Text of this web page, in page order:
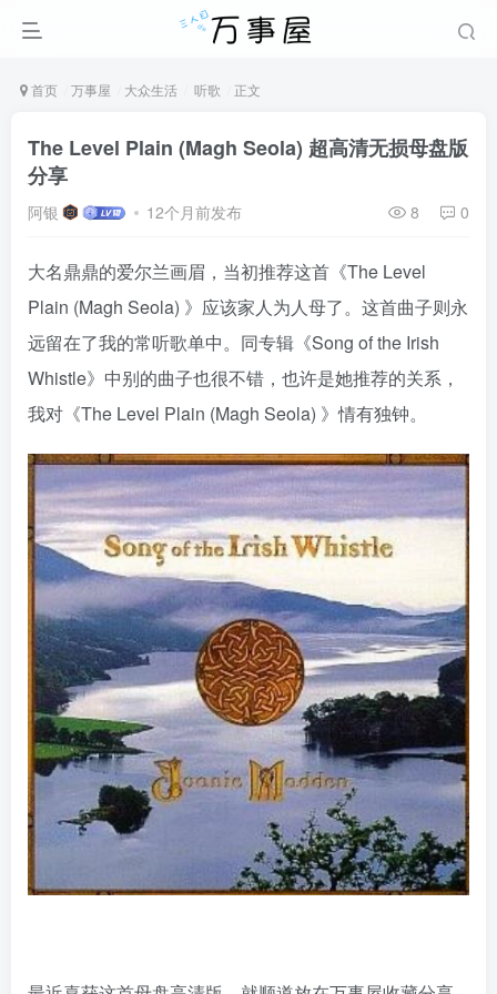
首页 万事屋 大众生活 听歌 正文
The Level Plain (Magh Seola) 超高清无损母盘版
分享
阿银 12个月前发布 8 0
大名鼎鼎的爱尔兰画眉，当初推荐这首《The Level
Plain (Magh Seola) 》应该家人为人母了。这首曲子则永
远留在了我的常听歌单中。同专辑《Song of the Irish
Whistle》中别的曲子也很不错，也许是她推荐的关系，
我对《The Level Plain (Magh Seola) 》情有独钟。